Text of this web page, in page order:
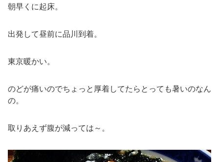
朝早くに起床。
出発して昼前に品川到着。
東京暖かい。
のどが痛いのでちょっと厚着してたらとっても暑いのなん
の。
取りあえず腹が減っては～。